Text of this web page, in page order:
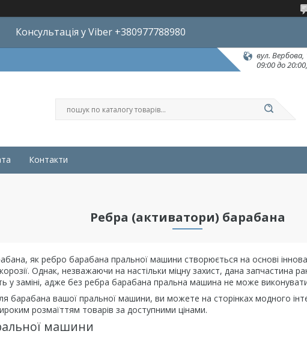
Консультація у Viber +380977788980
вул.
09:00 до
Контакти
Ребра (активатори) барабана
як ребро барабана пральної машини створюється на основі
Однак, незважаючи на настільки міцну захист, дана запчастина
у заміні, адже без ребра барабана пральна машина не може
барабана вашої пральної машини, ви можете на сторінках модного
розмаїттям товарів за доступними цінами.
машини